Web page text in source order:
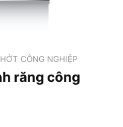
CÔNG NGHIỆP
răng công